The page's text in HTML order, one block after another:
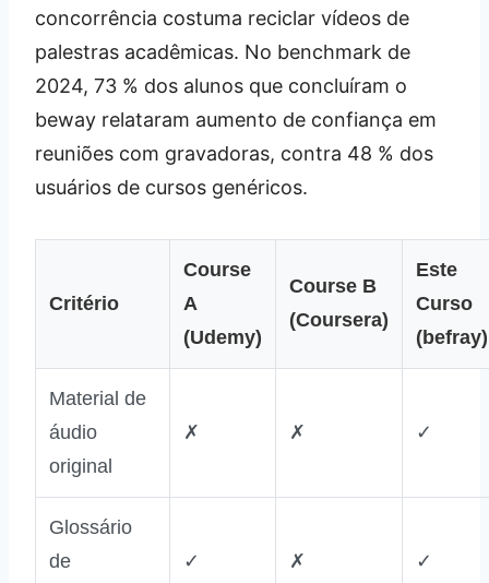
concorrência costuma reciclar vídeos de
palestras acadêmicas. No benchmark de
2024, 73 % dos alunos que concluíram o
beway relataram aumento de confiança em
reuniões com gravadoras, contra 48 % dos
usuários de cursos genéricos.
Critério
Course
A
(Udemy)
Course B
(Coursera)
Este
Curso
(befray)
Material de
áudio
original
✗ ✗ ✓
Glossário
de
✓ ✗ ✓